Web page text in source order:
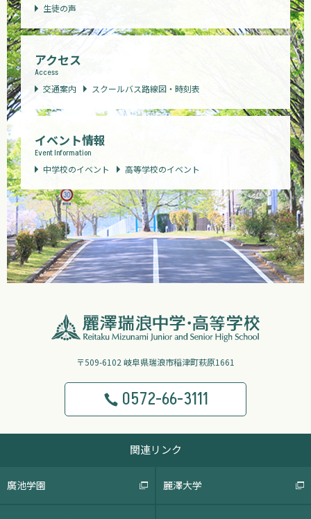
生徒の声
アクセス
Access
交通案内
スクールバス路線図・時刻表
イベント情報
Event Information
中学校のイベント
高等学校のイベント
〒509-6102 岐阜県瑞浪市稲津町萩原1661
0572-66-3111
関連リンク
廣池学園 麗澤大学